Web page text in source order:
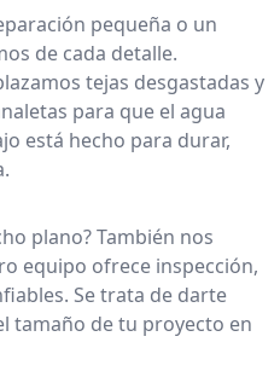
pequeña o un
de cada detalle.
tejas desgastadas y
para que el agua
está hecho para durar,
plano? También nos
equipo ofrece inspección,
Se trata de darte
tamaño de tu proyecto en